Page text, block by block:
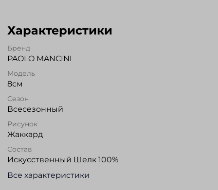
Характеристики
Бренд
PAOLO MANCINI
Модель
8см
Сезон
Всесезонный
Рисунок
Жаккард
Состав
Искусственный Шелк 100%
Все характеристики